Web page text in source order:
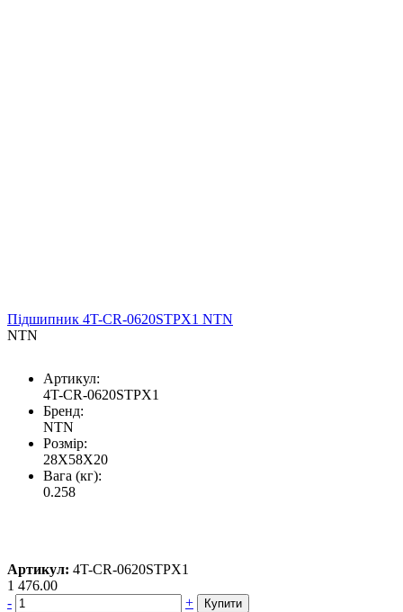
Підшипник 4T-CR-0620STPX1 NTN
NTN
Артикул:
4T-CR-0620STPX1
Бренд:
NTN
Розмір:
28X58X20
Вага (кг):
0.258
Артикул: 4T-CR-0620STPX1
1 476.00
-
+